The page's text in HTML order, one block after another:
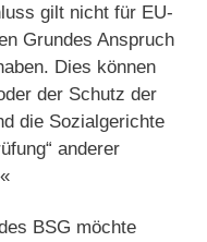
gilt nicht für EU-
Grundes Anspruch
Dies können
der Schutz der
die Sozialgerichte
anderer
BSG möchte